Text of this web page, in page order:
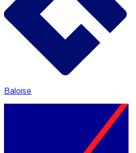
Baloise